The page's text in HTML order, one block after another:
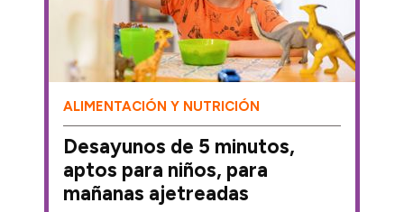
ALIMENTACIÓN Y NUTRICIÓN
Desayunos de 5 minutos,
aptos para niños, para
mañanas ajetreadas